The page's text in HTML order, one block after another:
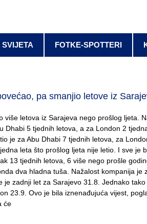
SVIJETA FOTKE-SPOTTERI
pa smanjio letove iz
više letova iz Sarajeva nego prošlog ljeta.
Dhabi 5 tjednih letova, a za London 2
je za Abu Dhabi 7 tjednih letova, za
leta što prošlog ljeta nije letio. I sve je
13 tjednih letova, 6 više nego prošle
dva hladna tuša. Nažalost kompanija je
je zadnji let za Sarajevo 31.8. Jednako
23.9. Ovo je bila iznenađujuća vijest,
će